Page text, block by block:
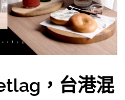
，台港混